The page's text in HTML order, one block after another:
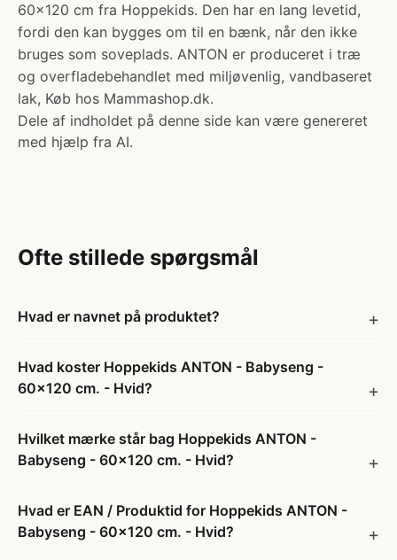
60x120 cm fra Hoppekids. Den har en lang levetid,
fordi den kan bygges om til en bænk, når den ikke
bruges som soveplads. ANTON er produceret i træ
og overfladebehandlet med miljøvenlig, vandbaseret
lak, Køb hos Mammashop.dk.
Dele af indholdet på denne side kan være genereret
med hjælp fra AI.
Ofte stillede spørgsmål
Hvad er navnet på produktet?
Hvad koster Hoppekids ANTON - Babyseng -
60x120 cm. - Hvid?
Hvilket mærke står bag Hoppekids ANTON -
Babyseng - 60x120 cm. - Hvid?
Hvad er EAN / Produktid for Hoppekids ANTON -
Babyseng - 60x120 cm. - Hvid?